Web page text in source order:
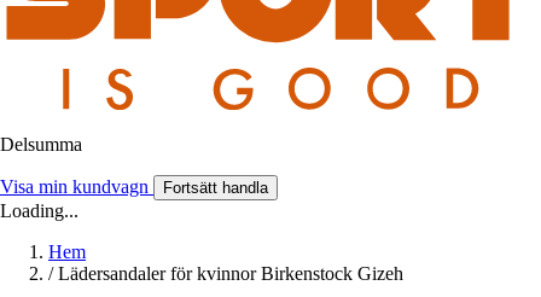
Delsumma
Visa min kundvagn Fortsätt handla
Loading...
Hem
/ Lädersandaler för kvinnor Birkenstock Gizeh